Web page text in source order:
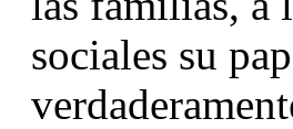
sociales su